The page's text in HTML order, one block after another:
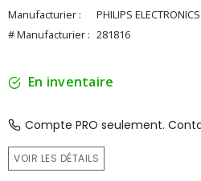
Manufacturier :
PHILIPS
# Manufacturier : 281816
En inventaire
Compte PRO seulement.
VOIR LES DÉTAILS